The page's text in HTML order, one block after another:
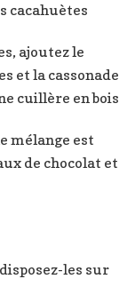
cacahuètes
ajoutez le
et la cassonade
cuillère en bois
mélange est
de chocolat et
les sur